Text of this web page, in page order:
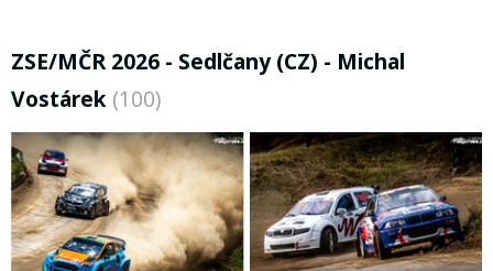
ZSE/MČR 2026 - Sedlčany (CZ) - Michal
Vostárek (100)